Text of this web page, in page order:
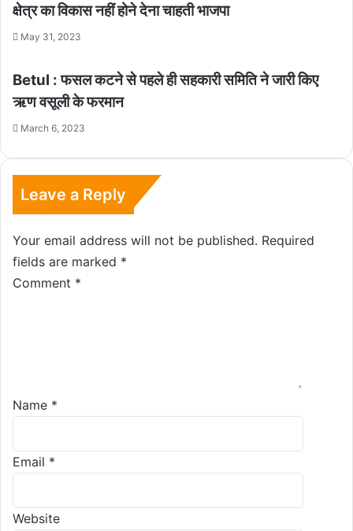
क्षेत्र का विकास नहीं होने देना चाहती भाजपा
May 31, 2023
Betul : फसल कटने से पहले ही सहकारी समिति ने जारी किए
ऋण वसूली के फरमान
March 6, 2023
Leave a Reply
Your email address will not be published. Required
fields are marked *
Comment *
Name *
Email *
Website